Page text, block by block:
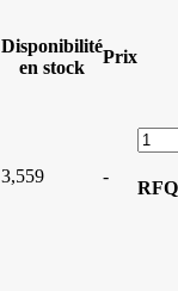
Disponibilité
en stock
Prix
3,559 -
RFQ